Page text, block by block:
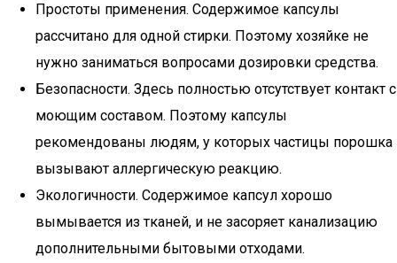
Простоты применения. Содержимое капсулы
рассчитано для одной стирки. Поэтому хозяйке не
нужно заниматься вопросами дозировки средства.
Безопасности. Здесь полностью отсутствует контакт с
моющим составом. Поэтому капсулы
рекомендованы людям, у которых частицы порошка
вызывают аллергическую реакцию.
Экологичности. Содержимое капсул хорошо
вымывается из тканей, и не засоряет канализацию
дополнительными бытовыми отходами.